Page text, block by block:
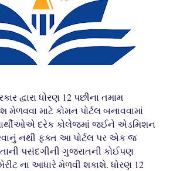
દ્વારા ધોરણ 12 પછીના તમામ
માટે કોમન પોર્ટલ બનાવવામાં
દરેક કોલેજમાં જઈને એડમિશન
નથી ફક્ત આ પોર્ટલ પર એક જ
પસંદગીની ગુજરાતની કોઈપણ
ના આધારે મેળવી શકાશે. ધોરણ 12